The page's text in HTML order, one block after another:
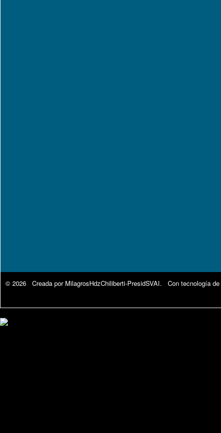
© 2026 Creada por MilagrosHdzChiliberti-PresidSVAI. Con tecnología de